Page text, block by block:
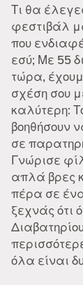
Τι θα
φεστιβάλ
που
εσύ; Με 55
τώρα,
σχέση σου
καλύτερη:
βοηθήσουν
σε
Γνώρισε
απλά βρες
πέρα σε
ξεχνάς ότι
όλα είναι